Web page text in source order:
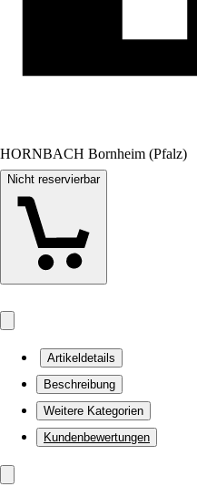
HORNBACH Bornheim (Pfalz)
Nicht reservierbar
Artikeldetails
Beschreibung
Weitere Kategorien
Kundenbewertungen